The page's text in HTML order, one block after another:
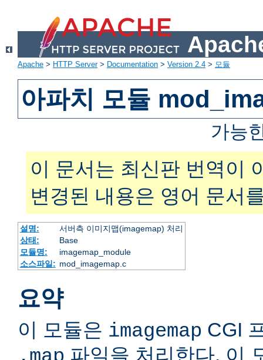
Apache > HTTP Server> Documentation > Version 2.4 > 모듈
아파치 모듈
가능
이 문서는 최신판 번역이
변경된 내용은 영어 문서
설명:
서버측 이미지맵(imagemap) 처리
상태:
Base
모듈명:
imagemap_module
소스파일: mod_imagemap.c
요약
이 모듈은 imagemap CGI
파일을 처리한다. 이